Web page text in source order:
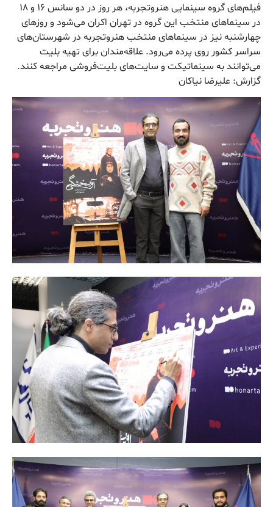
فیلم‌های گروه سینمایی هنروتجربه، هر روز در دو سانس ۱۶ و ۱۸
در سینما‌های منتخب این گروه در تهران اکران می‌شود و روز‌های
چهارشنبه نیز در سینما‌های منتخب هنروتجربه در شهرستان‌های
سراسر کشور روی پرده می‌رود. علاقه‌مندان برای تهیه بلیت
می‌توانند به سینماتیکت و سایت‌های بلیت‌فروشی مراجعه کنند.
گزارش: علیرضا نياکان